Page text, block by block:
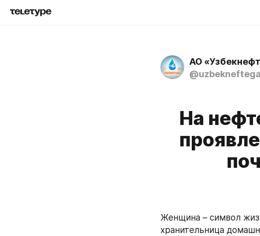
АО
На
Женщина – символ
хранительница